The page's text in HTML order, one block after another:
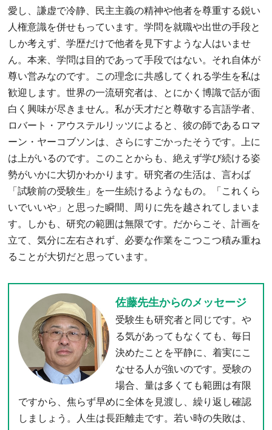
愛し、謙虚で冷静、民主主義の精神や他者を尊重する鋭い
人権意識を併せもっています。学問を就職や出世の手段と
しか考えず、学歴だけで他者を見下すような人はいませ
ん。本来、学問は目的であって手段ではない。それ自体が
尊い営みなのです。この理念に共感してくれる学生を私は
歓迎します。世界の一流研究者は、とにかく博識で話が面
白く興味が尽きません。私が天才だと尊敬する言語学者、
ロバート・アウステルリッツによると、彼の師であるロマ
ーン・ヤーコブソンは、さらにすごかったそうです。上に
は上がいるのです。このことからも、絶えず学び続ける姿
勢がいかに大切かわかります。研究者の生活は、言わば
「試験前の受験生」を一生続けるようなもの。「これくら
いでいいや」と思った瞬間、周りに先を越されてしまいま
す。しかも、研究の範囲は無限です。だからこそ、計画を
立て、気分に左右されず、必要な作業をこつこつ積み重ね
ることが大切だと思っています。
佐藤先生からのメッセージ
受験生も研究者と同じです。や
る気があってもなくても、毎日
決めたことを平静に、着実にこ
なせる人が強いのです。受験の
場合、量は多くても範囲は有限
ですから、焦らず早めに全体を見渡し、繰り返し確認
しましょう。人生は長距離走です。若い時の失敗は、